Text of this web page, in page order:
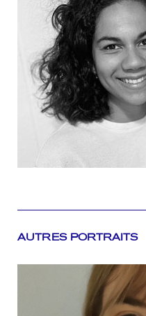
AUTRES PORTRAITS